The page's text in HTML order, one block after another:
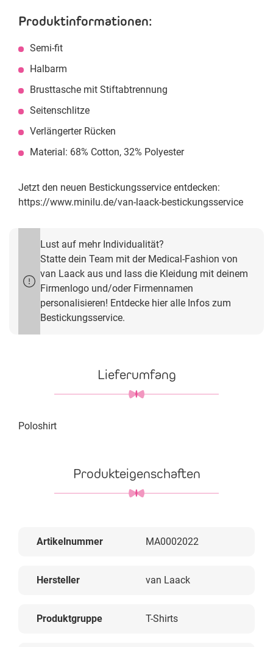
Produktinformationen:
Semi-fit
Halbarm
Brusttasche mit Stiftabtrennung
Seitenschlitze
Verlängerter Rücken
Material: 68% Cotton, 32% Polyester
Jetzt den neuen Bestickungsservice entdecken:
https://www.minilu.de/van-laack-bestickungsservice
Lust auf mehr Individualität?
Statte dein Team mit der Medical-Fashion von
van Laack aus und lass die Kleidung mit deinem
Firmenlogo und/oder Firmennamen
personalisieren! Entdecke hier alle Infos zum
Bestickungsservice.
Lieferumfang
Poloshirt
Produkteigenschaften
Artikelnummer MA0002022
Hersteller van Laack
Produktgruppe T-Shirts